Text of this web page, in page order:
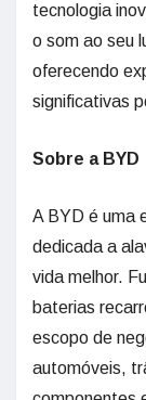
tecnologia
o som ao seu
oferecendo
significativas
Sobre a BYD
A BYD é uma
dedicada a
vida melhor.
baterias
escopo de
automóveis,